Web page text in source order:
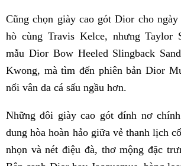
Cũng chọn giày cao gót Dior cho
hò cùng Travis Kelce, nhưng Taylor
mẫu Dior Bow Heeled Slingback
Kwong, mà tìm đến phiên bản Dior
nổi vân da cá sấu ngầu hơn.
Những đôi giày cao gót đính nơ
dung hòa hoàn hảo giữa vẻ thanh lịch
nhọn và nét điệu đà, thơ mộng đặc